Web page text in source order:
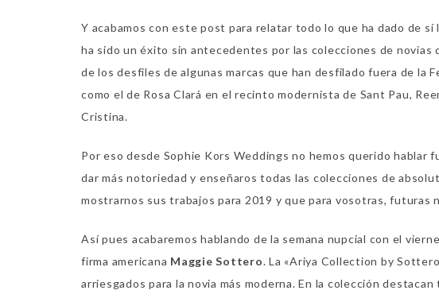
Y acabamos con este post para relatar todo lo que ha dado de
ha sido un éxito sin antecedentes por las colecciones de
de los desfiles de algunas marcas que han desfilado fuera de la
como el de Rosa Clará en el recinto modernista de Sant Pau,
Cristina.
Por eso desde Sophie Kors Weddings no hemos querido hablar
dar más notoriedad y enseñaros todas las colecciones de
mostrarnos sus trabajos para 2019 y que para vosotras, futuras
Así pues acabaremos hablando de la semana nupcial con el
firma americana Maggie Sottero. La «Ariya Collection by
arriesgados para la novia más moderna. En la colección